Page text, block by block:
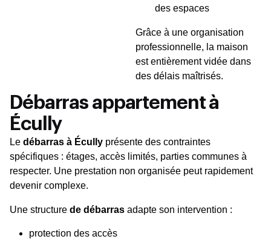
des espaces
Grâce à une organisation
professionnelle, la maison
est entièrement vidée dans
des délais maîtrisés.
Débarras appartement à
Écully
Le débarras à Écully présente des contraintes
spécifiques : étages, accès limités, parties communes à
respecter. Une prestation non organisée peut rapidement
devenir complexe.
Une structure de débarras adapte son intervention :
protection des accès